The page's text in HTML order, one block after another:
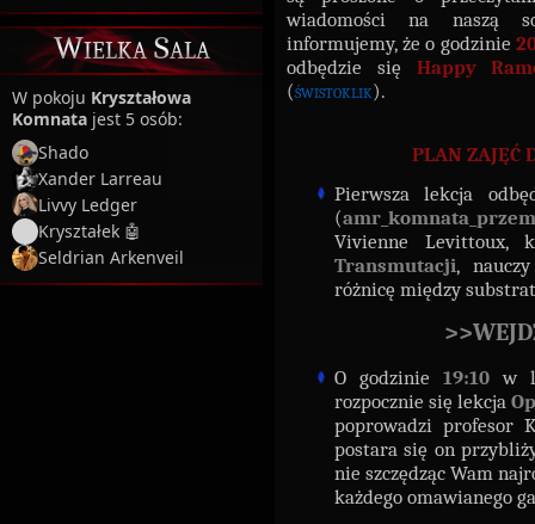
Wielka Sala
W pokoju Kryształowa
Komnata jest 5 osób:
Shado
Xander Larreau
Livvy Ledger
Kryształek 🤖
Seldrian Arkenveil
wiadomości na naszą
informujemy, że o godzinie
odbędzie się Happy
(świstoklik).
PLAN ZAJĘĆ
Pierwsza lekcja
(
Vivienne Levittoux,
Transmutacji,
różnicę między
O godzinie 19:10 w
rozpocznie się lekcja
poprowadzi profesor
postara się on
nie szczędząc Wam
każdego omawianego